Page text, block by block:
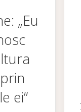
„Eu
ei”